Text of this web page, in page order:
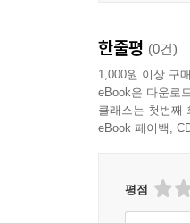
한줄평 (0건)
1,000원 이상 구
eBook은 다운로
클래스는 첫번째
eBook 페이백,
평점